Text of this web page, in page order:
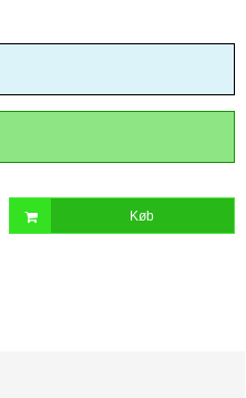
Køb